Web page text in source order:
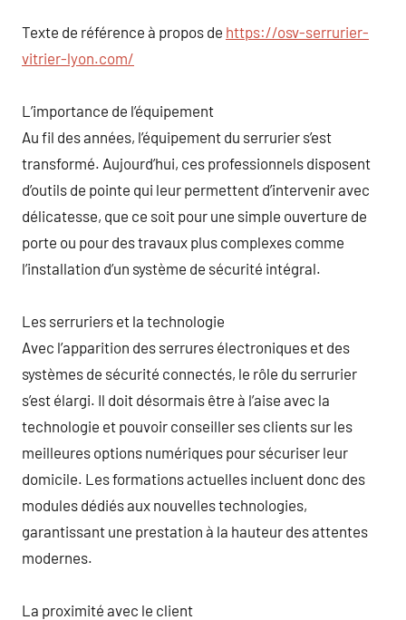
Texte de référence à propos de https://osv-serrurier-
vitrier-lyon.com/
L’importance de l’équipement
Au fil des années, l’équipement du serrurier s’est
transformé. Aujourd’hui, ces professionnels disposent
d’outils de pointe qui leur permettent d’intervenir avec
délicatesse, que ce soit pour une simple ouverture de
porte ou pour des travaux plus complexes comme
l’installation d’un système de sécurité intégral.
Les serruriers et la technologie
Avec l’apparition des serrures électroniques et des
systèmes de sécurité connectés, le rôle du serrurier
s’est élargi. Il doit désormais être à l’aise avec la
technologie et pouvoir conseiller ses clients sur les
meilleures options numériques pour sécuriser leur
domicile. Les formations actuelles incluent donc des
modules dédiés aux nouvelles technologies,
garantissant une prestation à la hauteur des attentes
modernes.
La proximité avec le client